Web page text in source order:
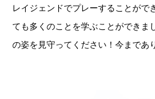
レイジェンドでプレーすることがで
ても多くのことを学ぶことができま
の姿を見守ってください！今まであ